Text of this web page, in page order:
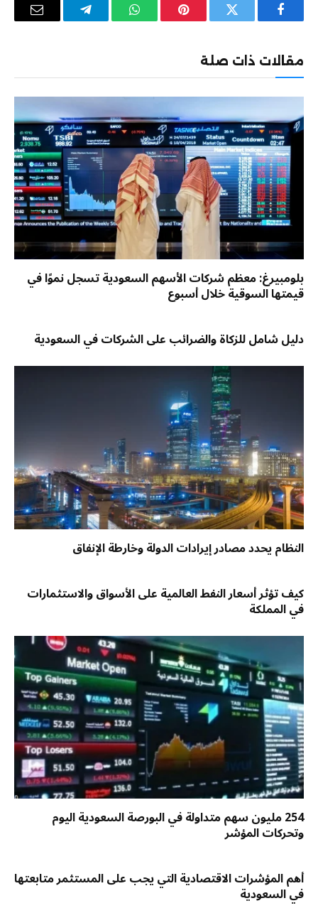
فيسبوك تويتر بينتيريستواتساب تيلقرام
البريد
مقالات ذات صلة
بلومبيرغ: معظم شركات الأسهم السعودية تسجل نموًا في
قيمتها السوقية خلال أسبوع
دليل شامل للزكاة والضرائب على الشركات في السعودية
النظام يحدد مصادر إيرادات الدولة وخارطة الإنفاق
كيف تؤثر أسعار النفط العالمية على الأسواق والاستثمارات
في المملكة
254 مليون سهم متداولة في البورصة السعودية اليوم
وتحركات المؤشر
أهم المؤشرات الاقتصادية التي يجب على المستثمر متابعتها
في السعودية